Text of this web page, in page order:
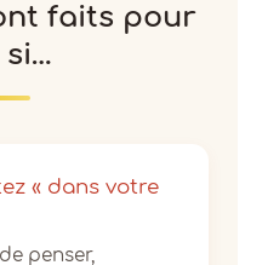
faits pour
si…
« dans votre
penser,